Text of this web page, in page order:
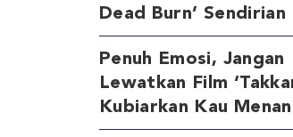
Dead Burn’ Sendirian
Penuh Emosi, Jangan
Lewatkan Film
Kubiarkan Kau